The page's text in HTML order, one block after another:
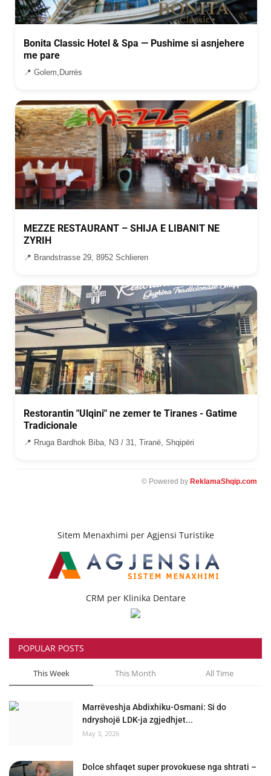
Bonita Classic Hotel & Spa — Pushime si asnjehere
me pare
📍 Golem,Durrës
MEZZE RESTAURANT – SHIJA E LIBANIT NE
ZYRIH
📍 Brandstrasse 29, 8952 Schlieren
Restorantin "Ulqini" ne zemer te Tiranes - Gatime
Tradicionale
📍 Rruga Bardhok Biba, N3 / 31, Tiranë, Shqipëri
© Powered by ReklamaShqip.com
Sitem Menaxhimi per Agjensi Turistike
CRM per Klinika Dentare
POPULAR POSTS
This Week This Month All Time
Marrëveshja Abdixhiku-Osmani: Si do
ndryshojë LDK-ja zgjedhjet...
May 3, 2026
Dolce shfaqet super provokuese nga shtrati –